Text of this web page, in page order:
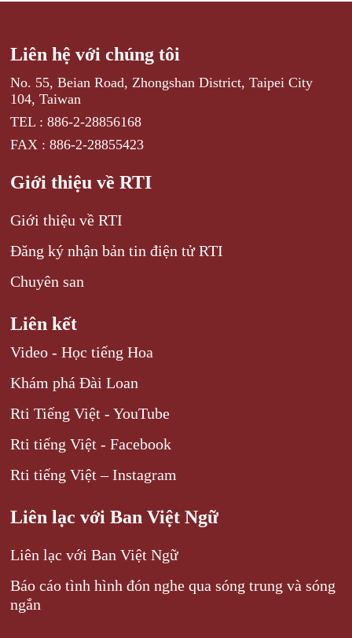
Liên hệ với chúng tôi
No. 55, Beian Road, Zhongshan District, Taipei City
104, Taiwan
TEL : 886-2-28856168
FAX : 886-2-28855423
Giới thiệu về RTI
Giới thiệu về RTI
Đăng ký nhận bản tin điện tử RTI
Chuyên san
Liên kết
Video - Học tiếng Hoa
Khám phá Đài Loan
Rti Tiếng Việt - YouTube
Rti tiếng Việt - Facebook
Rti tiếng Việt – Instagram
Liên lạc với Ban Việt Ngữ
Liên lạc với Ban Việt Ngữ
Báo cáo tình hình đón nghe qua sóng trung và sóng
ngắn